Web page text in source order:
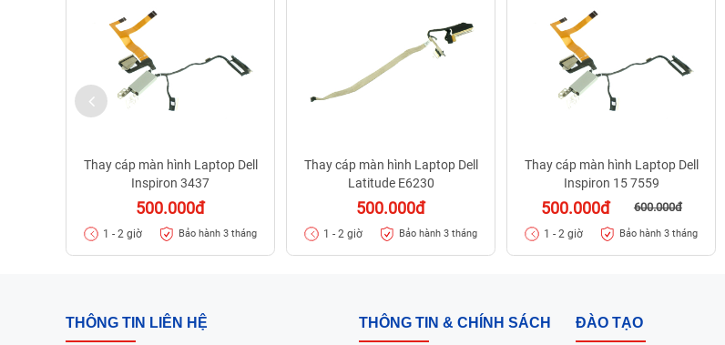
Thay cáp màn hình Laptop Dell
Inspiron 3437
500.000đ
1 - 2 giờ Bảo hành 3 tháng
Thay cáp màn hình Laptop Dell
Latitude E6230
500.000đ
1 - 2 giờ Bảo hành 3 tháng
Thay cáp màn hình Laptop Dell
Inspiron 15 7559
500.000đ 600.000đ
1 - 2 giờ Bảo hành 3 tháng
THÔNG TIN LIÊN HỆ THÔNG TIN & CHÍNH SÁCH ĐÀO TẠO